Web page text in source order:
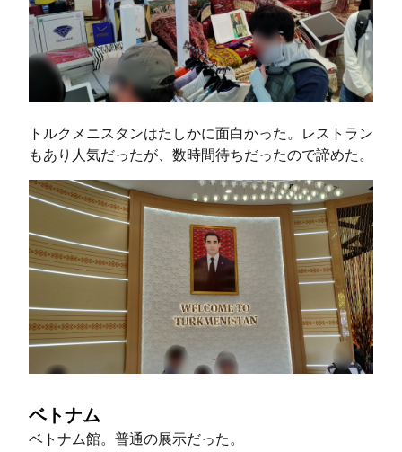
トルクメニスタンはたしかに面白かった。レストラン
もあり人気だったが、数時間待ちだったので諦めた。
ベトナム
ベトナム館。普通の展示だった。